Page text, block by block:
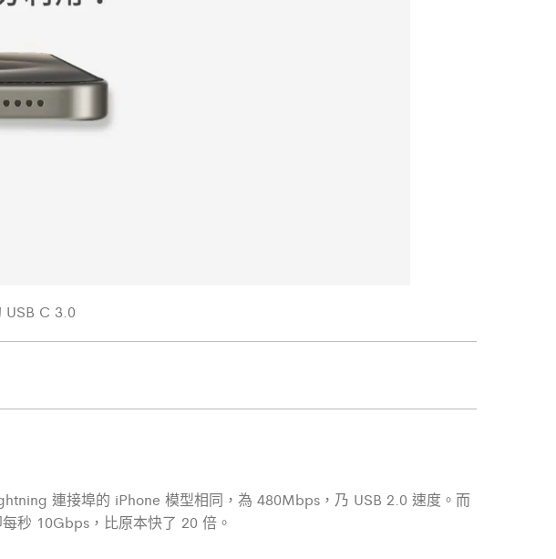
C 3.0
連接埠的 iPhone 模型相同，為 480Mbps，乃 USB 2.0 速度。而
秒 10Gbps，比原本快了 20 倍。